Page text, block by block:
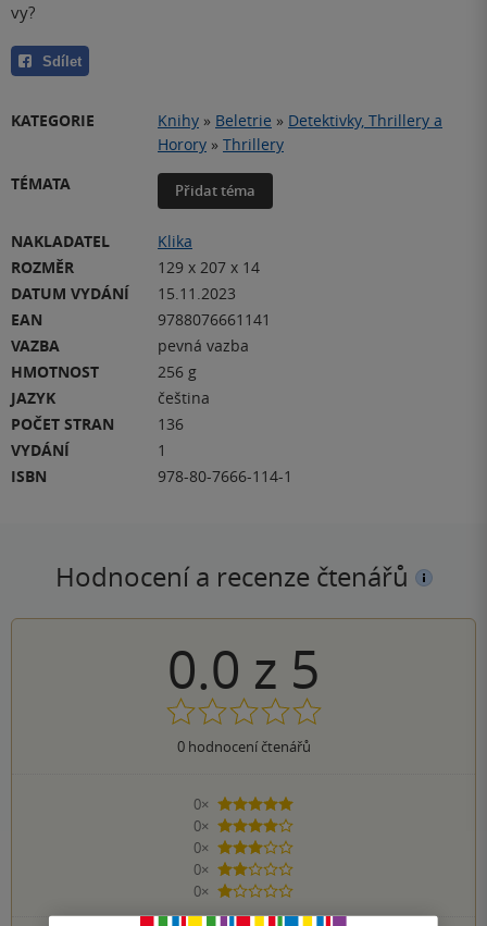
vy?
Sdílet
KATEGORIE Knihy » Beletrie » Detektivky, Thrillery a
Horory » Thrillery
TÉMATA
Přidat téma
NAKLADATEL
Klika
ROZMĚR
129 x 207 x 14
DATUM VYDÁNÍ
15.11.2023
EAN
9788076661141
VAZBA
pevná vazba
HMOTNOST
256 g
JAZYK
čeština
POČET STRAN
136
VYDÁNÍ
1
ISBN
978-80-7666-114-1
Hodnocení a recenze čtenářů
0.0 z 5
0hodnocení čtenářů
0×
5 hvězdiček
0×
4 hvězdičky
0×
3 hvězdičky
0×
2 hvězdičky
0×
1 hvezdička